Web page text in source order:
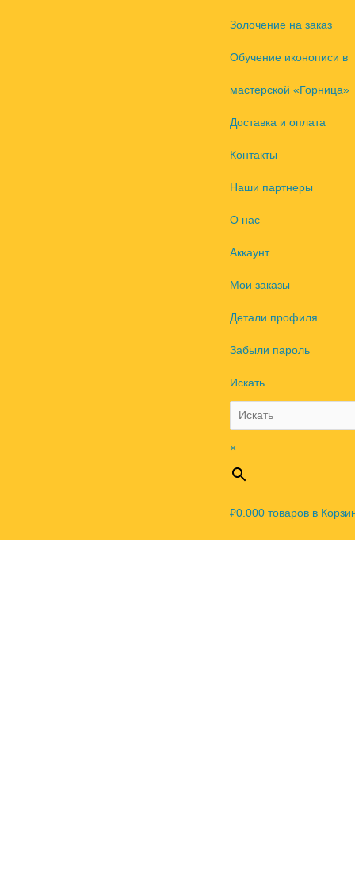
Золочение на заказ
Обучение иконописи в
мастерской «Горница»
Доставка и оплата
Контакты
Наши партнеры
О нас
Аккаунт
Мои заказы
Детали профиля
Забыли пароль
Искать
×
₽0.000товаров в